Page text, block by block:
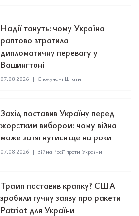
Надії тануть: чому Україна
раптово втратила
дипломатичну перевагу у
Вашингтоні
07.08.2026 | Сполучені Штати
Захід поставив Україну перед
жорстким вибором: чому війна
може затягнутися ще на роки
07.08.2026 | Війна Росії проти України
Трамп поставив крапку? США
зробили гучну заяву про ракети
Patriot для України